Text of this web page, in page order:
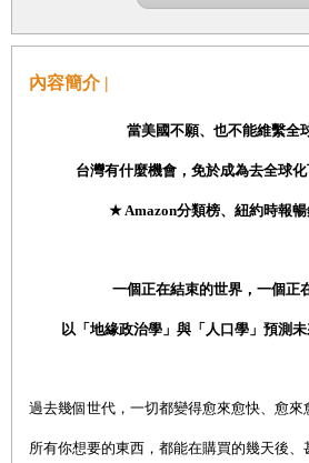
內容簡介 |
當美國不願、也不能維繫全
台灣有什麼機會，免於成為去全球
★ Amazon分類榜、紐約時報
一個正在結束的世界，一個正
以「地緣政治學」與「人口學」預測
過去幾個世代，一切都變得愈來愈快、愈來
所有你想要的東西，都能在購買的幾天後、